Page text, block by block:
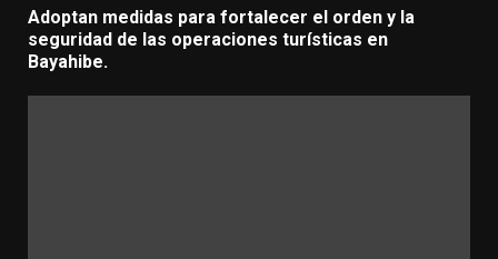
Adoptan medidas para fortalecer el orden y la
seguridad de las operaciones turísticas en
Bayahibe.